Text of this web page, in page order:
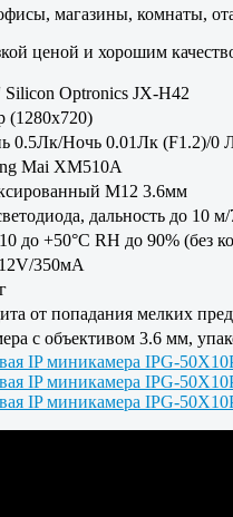
магазины, комнаты,
ценой и хорошим
Silicon Optronics JX-H42
(1280x720)
0.5Лк/Ночь 0.01Лк (F1.2)/0
Mai XM510A
M12 3.6мм
дальность до 10 м/
до +50°С RH до 90% (без
350мА
от попадания мелких
с объективом 3.6 мм,